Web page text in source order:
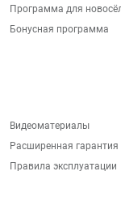
Программа для
Бонусная программа
Видеоматериалы
Расширенная гарантия
Правила эксплуатации